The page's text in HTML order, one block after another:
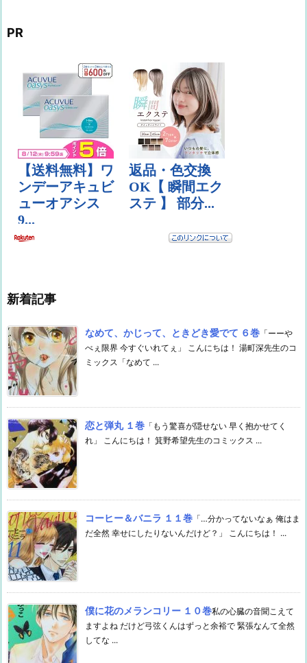
PR
新着記事
なめて、かじって、ときどき愛でて ６巻 「ーーや
べぇ限界 今すぐいれてぇ」 こんにちは！ 湯町深先生のコ
ミックス「なめて ...
恋と弾丸 １巻 「もう驚喜が隠せない 早く抱かせてく
れ」 こんにちは！ 箕野希望先生のコミックス ...
コーヒー＆バニラ １１巻 「…分かってないなぁ 俺はま
だ全然 幸せにしたりないんだけど？」 こんにちは！ ...
僕に花のメランコリー １０巻私の心臓の音聞こえて
ますよね だけど弓弦くんはずっと余裕で 緊張なんて全然
してな ...